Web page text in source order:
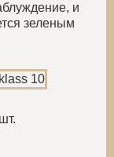
и
зеленым